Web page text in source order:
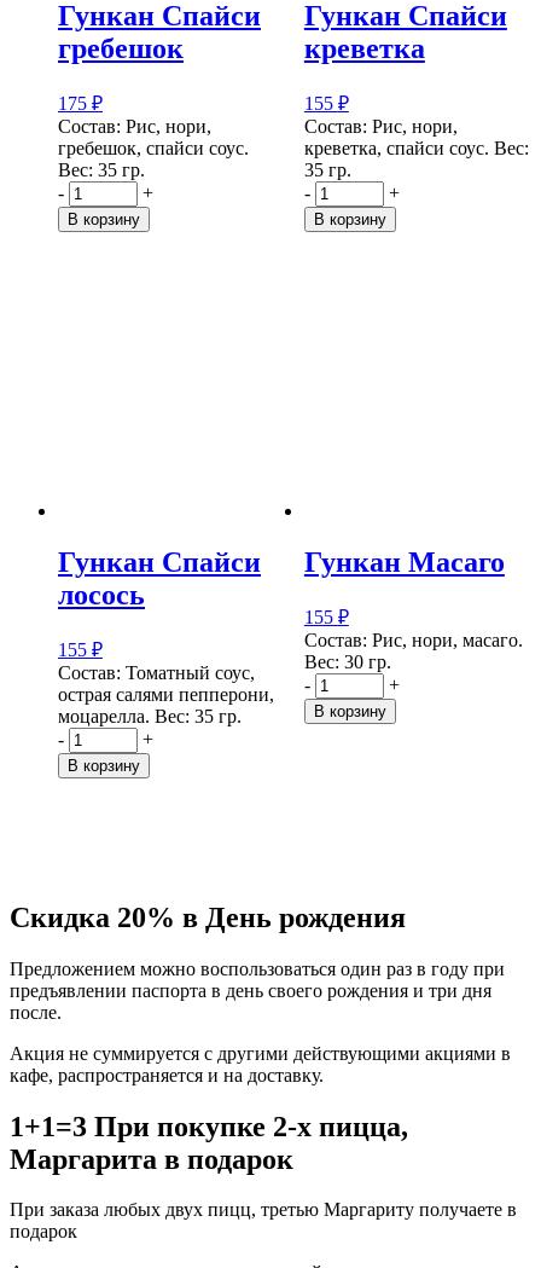
Гункан Спайси
гребешок
175 ₽
Состав: Рис, нори,
гребешок, спайси соус.
Вес: 35 гр.
-
+
В корзину
Гункан Спайси
креветка
155 ₽
Состав: Рис, нори,
креветка, спайси соус. Вес:
35 гр.
-
+
В корзину
Гункан Спайси
лосось
155 ₽
Состав: Томатный соус,
острая салями пепперони,
моцарелла. Вес: 35 гр.
-
+
В корзину
Гункан Масаго
155 ₽
Состав: Рис, нори, масаго.
Вес: 30 гр.
-
+
В корзину
Скидка 20% в День рождения
Предложением можно воспользоваться один раз в году при
предъявлении паспорта в день своего рождения и три дня
после.
Акция не суммируется с другими действующими акциями в
кафе, распространяется и на доставку.
1+1=3 При покупке 2-х пицца,
Маргарита в подарок
При заказа любых двух пицц, третью Маргариту получаете в
подарок